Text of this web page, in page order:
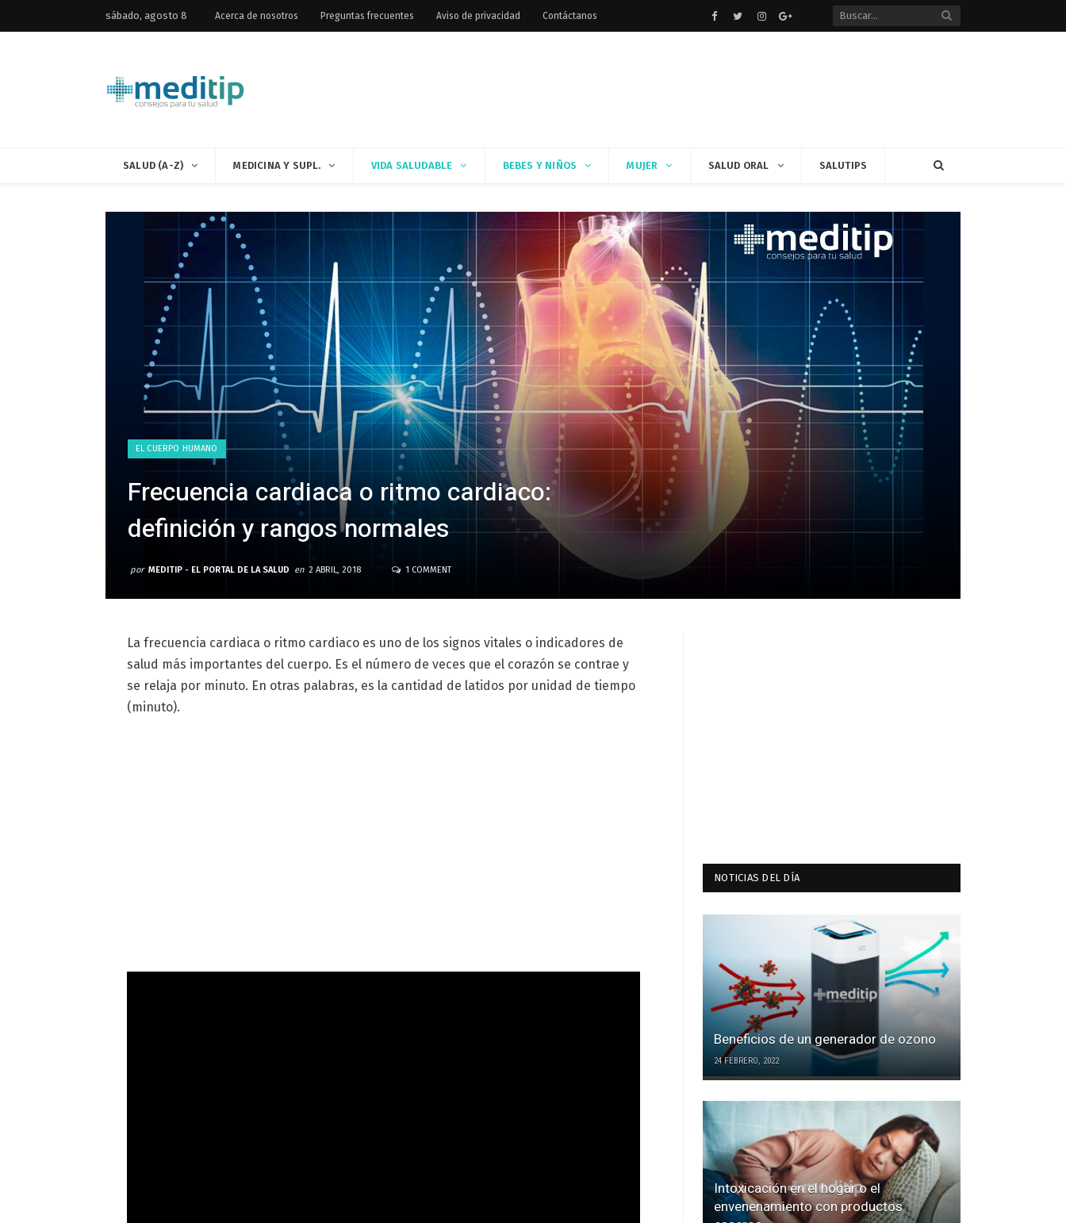
sábado, agosto 8 Acerca de nosotros Preguntas frecuentes Aviso de privacidad Contáctanos Facebook
TwitterinstagramGoogle+
SALUD (A-Z) MEDICINA Y SUPL. VIDA SALUDABLE BEBES Y NIÑOS MUJER SALUD ORAL SALUTIPS
EL CUERPO HUMANO
Frecuencia cardiaca o ritmo cardiaco:
definición y rangos normales
por MEDITIP - EL PORTAL DE LA SALUD en 2 ABRIL, 2018 1 COMMENT
La frecuencia cardiaca o ritmo cardiaco es uno de los signos vitales o indicadores de
salud más importantes del cuerpo. Es el número de veces que el corazón se contrae y
se relaja por minuto. En otras palabras, es la cantidad de latidos por unidad de tiempo
(minuto).
NOTICIAS DEL DÍA
Beneficios de un generador de ozono
24 FEBRERO, 2022
Intoxicación en el hogar o el
envenenamiento con productos